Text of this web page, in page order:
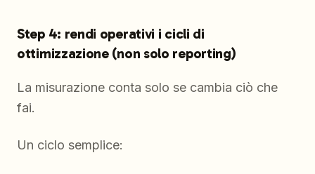
Step 4: rendi operativi i cicli di
ottimizzazione (non solo reporting)
La misurazione conta solo se cambia ciò che
fai.
Un ciclo semplice: